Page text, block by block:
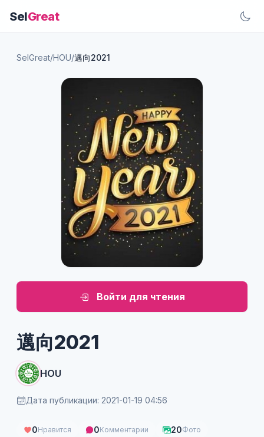
SelGreat
SelGreat/HOU/邁向2021
Войти для чтения
邁向2021
HOU
Дата публикации: 2021-01-19 04:56
0Нравится 0Комментарии 20Фото